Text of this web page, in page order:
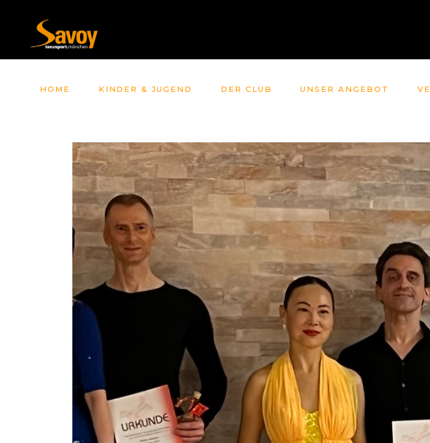
HOME KINDER & JUGEND DER CLUB UNSER ANGEBOT